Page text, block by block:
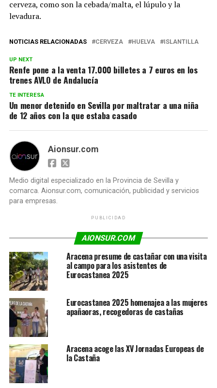
cerveza, como son la cebada/malta, el lúpulo y la
levadura.
NOTICIAS RELACIONADAS CERVEZA HUELVA ISLANTILLA
UP NEXT
Renfe pone a la venta 17.000 billetes a 7 euros en los
trenes AVLO de Andalucía
TE INTERESA
Un menor detenido en Sevilla por maltratar a una niña
de 12 años con la que estaba casado
Aionsur.com
Medio digital especializado en la Provincia de Sevilla y
comarca. Aionsur.com, comunicación, publicidad y servicios
para empresas.
PUBLICIDAD
AIONSUR.COM
Aracena presume de castañar con una visita
al campo para los asistentes de
Eurocastanea 2025
Eurocastanea 2025 homenajea a las mujeres
apañaoras, recogedoras de castañas
Aracena acoge las XV Jornadas Europeas de
la Castaña